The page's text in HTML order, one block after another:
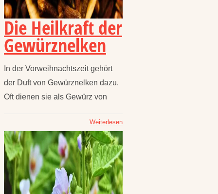
Die Heilkraft der
Gewürznelken
In der Vorweihnachtszeit gehört
der Duft von Gewürznelken dazu.
Oft dienen sie als Gewürz von
Weiterlesen